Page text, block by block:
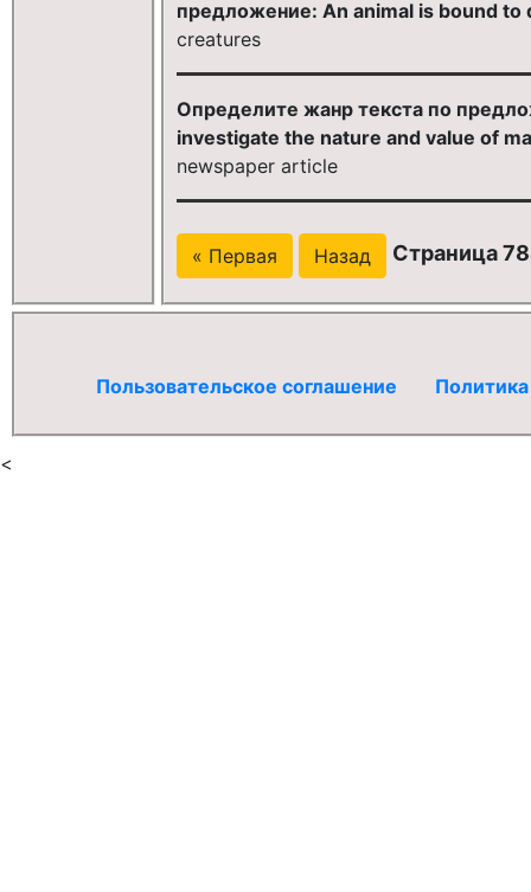
предложение: An animal is bound to
creatures
Определите жанр текста по
investigate the nature and value of
newspaper article
« Первая Назад Страница
Пользовательское соглашение
<